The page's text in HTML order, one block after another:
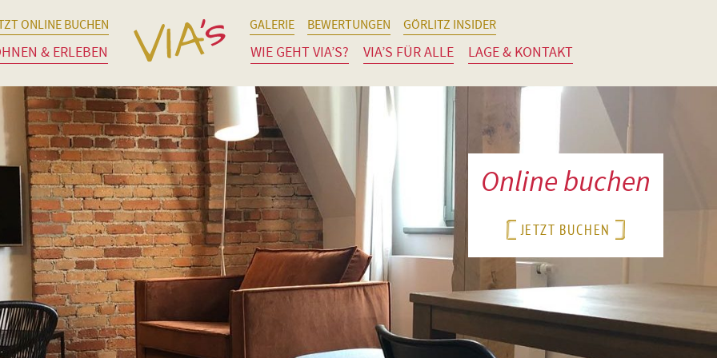
ONLINE BUCHEN GALERIE BEWERTUNGEN GÖRLITZ INSIDER
& ERLEBEN WIE GEHT VIA’S? VIA’S FÜR ALLE LAGE & KONTAKT
Online buchen
JETZT BUCHEN